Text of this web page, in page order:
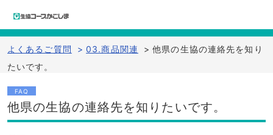
よくあるご質問 > 03.商品関連 > 他県の生協の連絡先を知り
たいです。
FAQ
他県の生協の連絡先を知りたいです。